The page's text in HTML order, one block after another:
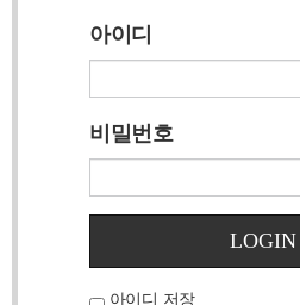
아이디
비밀번호
LOGIN
아이디 저장